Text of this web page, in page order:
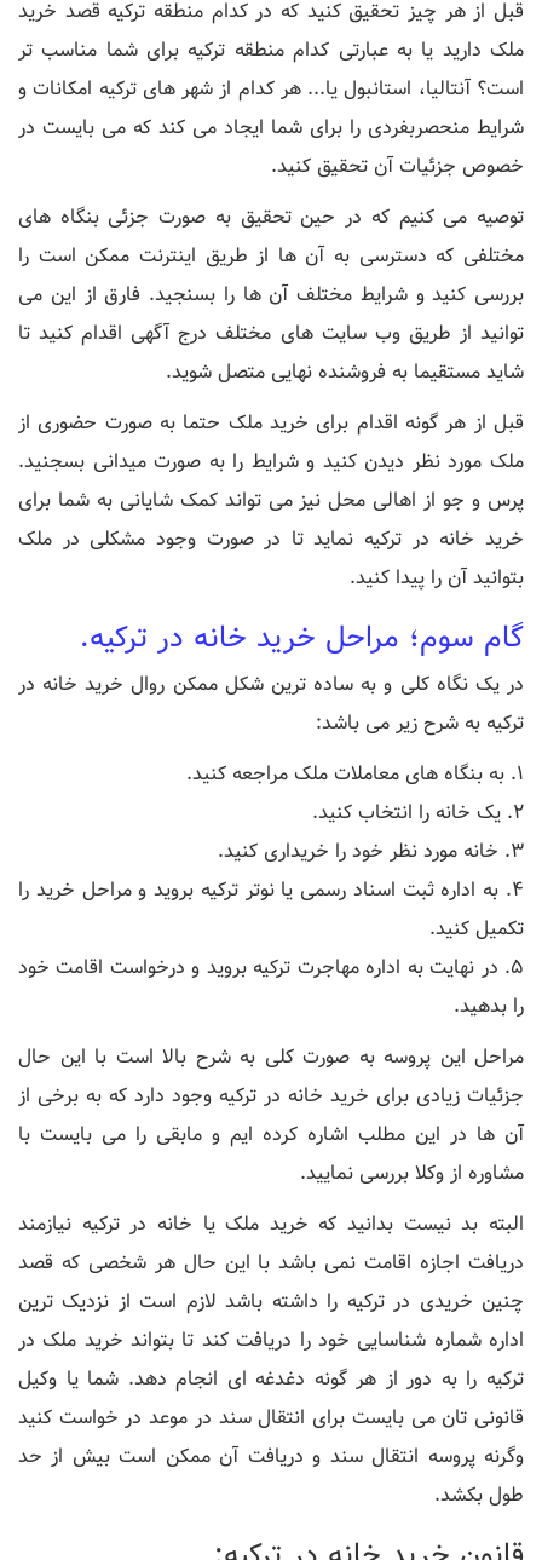
قبل از هر چیز تحقیق کنید که در کدام منطقه ترکیه قصد خرید
ملک دارید یا به عبارتی کدام منطقه ترکیه برای شما مناسب تر
است؟ آنتالیا، استانبول یا... هر کدام از شهر های ترکیه امکانات و
شرایط منحصربفردی را برای شما ایجاد می کند که می بایست در
خصوص جزئیات آن تحقیق کنید.
توصیه می کنیم که در حین تحقیق به صورت جزئی بنگاه های
مختلفی که دسترسی به آن ها از طریق اینترنت ممکن است را
بررسی کنید و شرایط مختلف آن ها را بسنجید. فارق از این می
توانید از طریق وب سایت های مختلف درج آگهی اقدام کنید تا
شاید مستقیما به فروشنده نهایی متصل شوید.
قبل از هر گونه اقدام برای خرید ملک حتما به صورت حضوری از
ملک مورد نظر دیدن کنید و شرایط را به صورت میدانی بسجنید.
پرس و جو از اهالی محل نیز می تواند کمک شایانی به شما برای
خرید خانه در ترکیه نماید تا در صورت وجود مشکلی در ملک
بتوانید آن را پیدا کنید.
گام سوم؛ مراحل خرید خانه در ترکیه.
در یک نگاه کلی و به ساده ترین شکل ممکن روال خرید خانه در
ترکیه به شرح زیر می باشد:
1. به بنگاه های معاملات ملک مراجعه کنید.
2. یک خانه را انتخاب کنید.
3. خانه مورد نظر خود را خریداری کنید.
4. به اداره ثبت اسناد رسمی یا نوتر ترکیه بروید و مراحل خرید را
تکمیل کنید.
5. در نهایت به اداره مهاجرت ترکیه بروید و درخواست اقامت خود
را بدهید.
مراحل این پروسه به صورت کلی به شرح بالا است با این حال
جزئیات زیادی برای خرید خانه در ترکیه وجود دارد که به برخی از
آن ها در این مطلب اشاره کرده ایم و مابقی را می بایست با
مشاوره از وکلا بررسی نمایید.
البته بد نیست بدانید که خرید ملک یا خانه در ترکیه نیازمند
دریافت اجازه اقامت نمی باشد با این حال هر شخصی که قصد
چنین خریدی در ترکیه را داشته باشد لازم است از نزدیک ترین
اداره شماره شناسایی خود را دریافت کند تا بتواند خرید ملک در
ترکیه را به دور از هر گونه دغدغه ای انجام دهد. شما یا وکیل
قانونی تان می بایست برای انتقال سند در موعد در خواست کنید
وگرنه پروسه انتقال سند و دریافت آن ممکن است بیش از حد
طول بکشد.